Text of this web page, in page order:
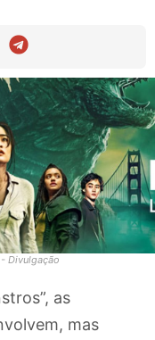
Divulgação
as
mas